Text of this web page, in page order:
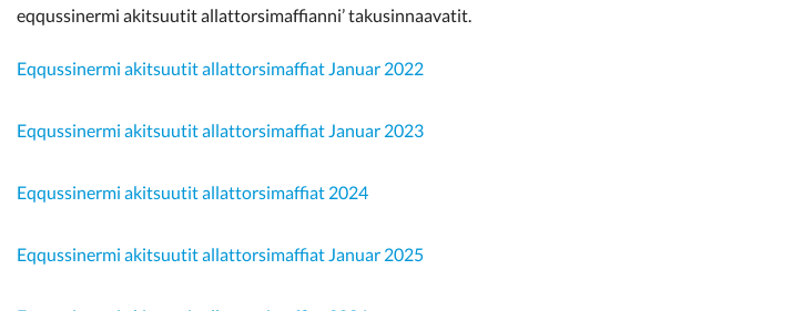
eqqussinermi akitsuutit allattorsimaffianni’ takusinnaavatit.
Eqqussinermi akitsuutit allattorsimaffiat Januar 2022
Eqqussinermi akitsuutit allattorsimaffiat Januar 2023
Eqqussinermi akitsuutit allattorsimaffiat 2024
Eqqussinermi akitsuutit allattorsimaffiat Januar 2025